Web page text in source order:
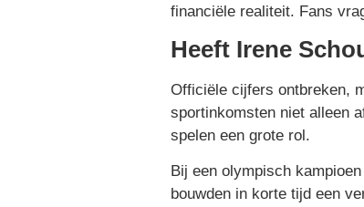
financiële realiteit. Fans
Heeft Irene
Officiële cijfers ontbreken,
sportinkomsten niet alleen
spelen een grote rol.
Bij een olympisch
bouwden in korte tijd een